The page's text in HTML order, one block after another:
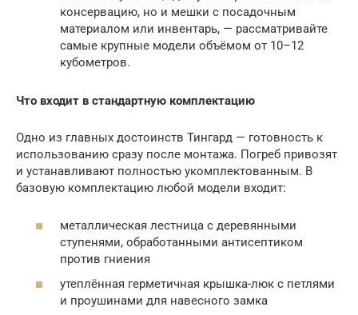
консервацию, но и мешки с посадочным
материалом или инвентарь, — рассматривайте
самые крупные модели объёмом от 10–12
кубометров.
Что входит в стандартную комплектацию
Одно из главных достоинств Тингард — готовность к
использованию сразу после монтажа. Погреб привозят
и устанавливают полностью укомплектованным. В
базовую комплектацию любой модели входит:
металлическая лестница с деревянными
ступенями, обработанными антисептиком
против гниения
утеплённая герметичная крышка-люк с петлями
и проушинами для навесного замка